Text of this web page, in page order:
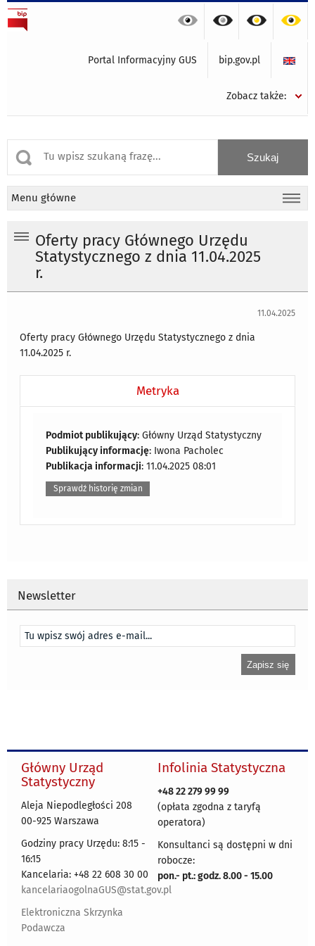
Portal Informacyjny GUS bip.gov.pl
Zobacz także:
Menu główne
Oferty pracy Głównego Urzędu
Statystycznego z dnia 11.04.2025
r.
11.04.2025
Oferty pracy Głównego Urzędu Statystycznego z dnia
11.04.2025 r.
Metryka
Podmiot publikujący: Główny Urząd Statystyczny
Publikujący informację: Iwona Pacholec
Publikacja informacji: 11.04.2025 08:01
Sprawdź historię zmian
Newsletter
Główny Urząd
Statystyczny
Aleja Niepodległości 208
00-925 Warszawa
Godziny pracy Urzędu: 8:15 -
16:15
Kancelaria: +48 22 608 30 00
kancelariaogolnaGUS@stat.gov.pl
Elektroniczna Skrzynka
Podawcza
Infolinia Statystyczna
+48 22 279 99 99
(opłata zgodna z taryfą
operatora)
Konsultanci są dostępni w dni
robocze:
pon.- pt.: godz. 8.00 - 15.00